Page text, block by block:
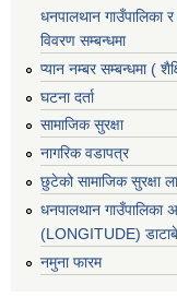
धनपालथान गाउँपालिका र
विवरण सम्बन्धमा
प्यान नम्बर सम्बन्धमा (
घटना दर्ता
सामाजिक सुरक्षा
नागरिक वडापत्र
छुटेको सामाजिक सुरक्षा
धनपालथान गाउँपालिका
(LONGITUDE)
नमुना फारम